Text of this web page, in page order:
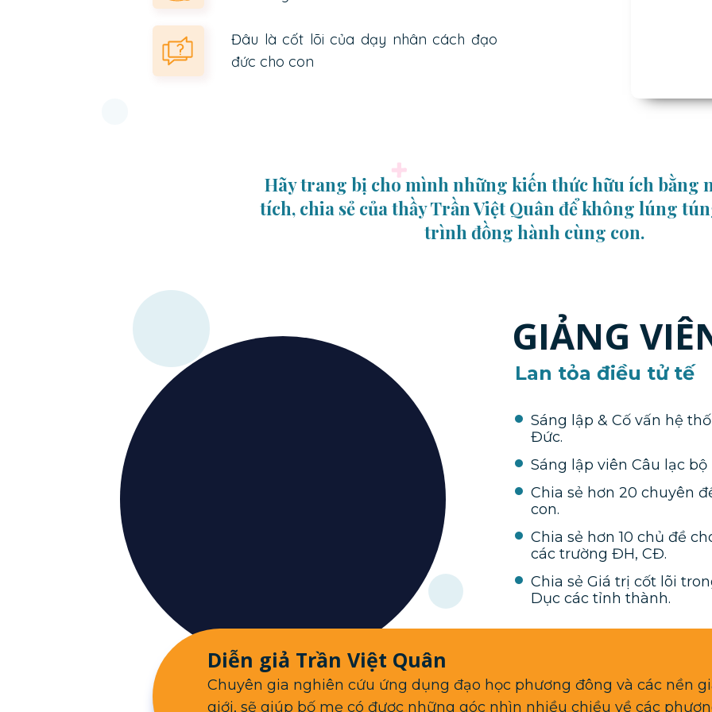
Đâu là cốt lõi của dạy nhân cách đạo
đức cho con
GIẢNG
GIẢNG
Lan tỏa điều tử tế
Sáng lập & Cố vấn hệ
Đức.
Sáng lập viên Câu lạc
Chia sẻ hơn 20 chuyên
con.
Chia sẻ hơn 10 chủ đề
các trường ĐH, CĐ.
Chia sẻ Giá trị cốt lõi
Dục các tỉnh thành.
Diễn giả Trần Việt Quân
Chuyên gia nghiên cứu ứng dụng đạo học phương đông và các nền
giới, sẽ giúp bố mẹ có được những góc nhìn nhiều chiều về các
Hãy trang bị cho mình những kiến thức hữu ích bằng
tích, chia sẻ của thầy Trần Việt Quân để không lúng
trình đồng hành cùng con.